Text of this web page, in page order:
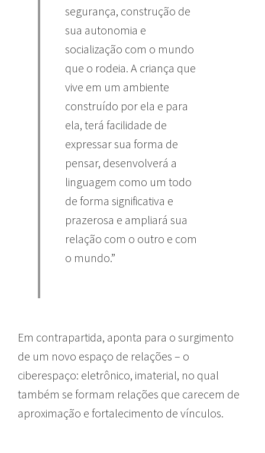
segurança, construção de
sua autonomia e
socialização com o mundo
que o rodeia. A criança que
vive em um ambiente
construído por ela e para
ela, terá facilidade de
expressar sua forma de
pensar, desenvolverá a
linguagem como um todo
de forma significativa e
prazerosa e ampliará sua
relação com o outro e com
o mundo.”
Em contrapartida, aponta para o surgimento
de um novo espaço de relações – o
ciberespaço: eletrônico, imaterial, no qual
também se formam relações que carecem de
aproximação e fortalecimento de vínculos.